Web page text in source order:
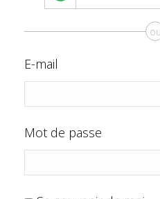
ou
E-mail
Mot de passe